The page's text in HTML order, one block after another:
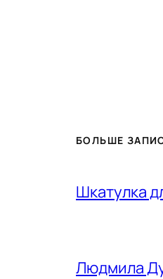
БОЛЬШЕ
Шкатулка
Людмила